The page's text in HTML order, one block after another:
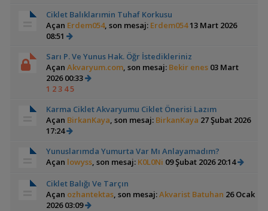
Ciklet Balıklarımin Tuhaf Korkusu
Açan Erdem054, son mesaj: Erdem05413 Mart 2026
08:51
Sarı P. Ve Yunus Hak. Öğr İstedikleriniz
Açan Akvaryum.com, son mesaj: Bekir enes03 Mart
2026 00:33
1 23 45
Karma Ciklet Akvaryumu Ciklet Önerisi Lazım
Açan BirkanKaya, son mesaj: BirkanKaya 27 Şubat 2026
17:24
Yunuslarımda Yumurta Var Mı Anlayamadım?
Açan lowyss, son mesaj: K0L0Ni 09 Şubat 2026 20:14
Ciklet Balığı Ve Tarçın
Açan ozhantektas, son mesaj:Akvarist Batuhan 26 Ocak
2026 03:09